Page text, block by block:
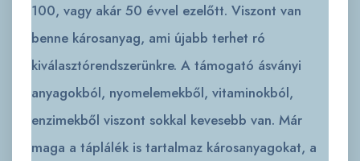
100, vagy akár 50 évvel ezelőtt. Viszont van
benne károsanyag, ami újabb terhet ró
kiválasztórendszerünkre. A támogató ásványi
anyagokból, nyomelemekből, vitaminokból,
enzimekből viszont sokkal kevesebb van. Már
maga a táplálék is tartalmaz károsanyagokat, a